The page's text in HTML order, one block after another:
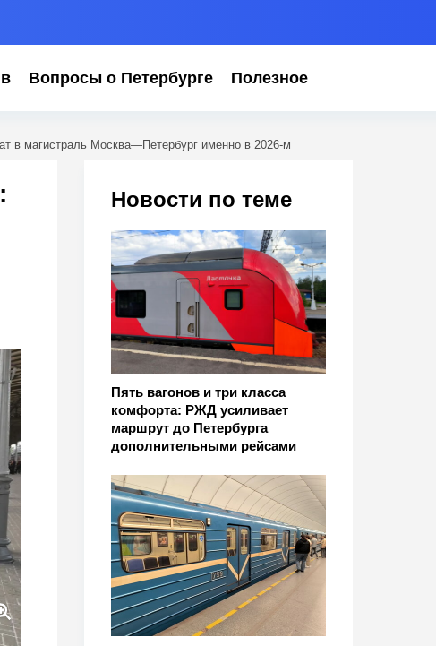
Вопросы о Петербурге Полезное
в магистраль Москва—Петербург именно в 2026-м
Новости по теме
Пять вагонов и три класса
комфорта: РЖД усиливает
маршрут до Петербурга
дополнительными рейсами